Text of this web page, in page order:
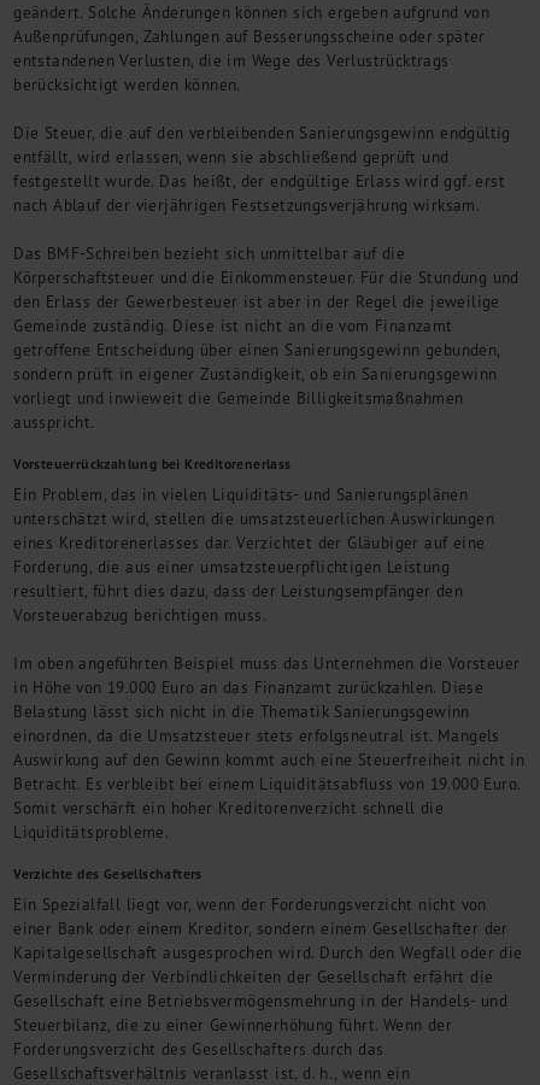
geändert. Solche Änderungen können sich ergeben aufgrund von
Außenprüfungen, Zahlungen auf Besserungsscheine oder später
entstandenen Verlusten, die im Wege des Verlustrücktrags
berücksichtigt werden können.
Die Steuer, die auf den verbleibenden Sanierungsgewinn endgültig
entfällt, wird erlassen, wenn sie abschließend geprüft und
festgestellt wurde. Das heißt, der endgültige Erlass wird ggf. erst
nach Ablauf der vierjährigen Festsetzungsverjährung wirksam.
Das BMF-Schreiben bezieht sich unmittelbar auf die
Körperschaftsteuer und die Einkommensteuer. Für die Stundung und
den Erlass der Gewerbesteuer ist aber in der Regel die jeweilige
Gemeinde zuständig. Diese ist nicht an die vom Finanzamt
getroffene Entscheidung über einen Sanierungsgewinn gebunden,
sondern prüft in eigener Zuständigkeit, ob ein Sanierungsgewinn
vorliegt und inwieweit die Gemeinde Billigkeitsmaßnahmen
ausspricht.
Vorsteuerrückzahlung bei Kreditorenerlass
Ein Problem, das in vielen Liquiditäts- und Sanierungsplänen
unterschätzt wird, stellen die umsatzsteuerlichen Auswirkungen
eines Kreditorenerlasses dar. Verzichtet der Gläubiger auf eine
Forderung, die aus einer umsatzsteuerpflichtigen Leistung
resultiert, führt dies dazu, dass der Leistungsempfänger den
Vorsteuerabzug berichtigen muss.
Im oben angeführten Beispiel muss das Unternehmen die Vorsteuer
in Höhe von 19.000 Euro an das Finanzamt zurückzahlen. Diese
Belastung lässt sich nicht in die Thematik Sanierungsgewinn
einordnen, da die Umsatzsteuer stets erfolgsneutral ist. Mangels
Auswirkung auf den Gewinn kommt auch eine Steuerfreiheit nicht in
Betracht. Es verbleibt bei einem Liquiditätsabfluss von 19.000 Euro.
Somit verschärft ein hoher Kreditorenverzicht schnell die
Liquiditätsprobleme.
Verzichte des Gesellschafters
Ein Spezialfall liegt vor, wenn der Forderungsverzicht nicht von
einer Bank oder einem Kreditor, sondern einem Gesellschafter der
Kapitalgesellschaft ausgesprochen wird. Durch den Wegfall oder die
Verminderung der Verbindlichkeiten der Gesellschaft erfährt die
Gesellschaft eine Betriebsvermögensmehrung in der Handels- und
Steuerbilanz, die zu einer Gewinnerhöhung führt. Wenn der
Forderungsverzicht des Gesellschafters durch das
Gesellschaftsverhältnis veranlasst ist, d. h., wenn ein